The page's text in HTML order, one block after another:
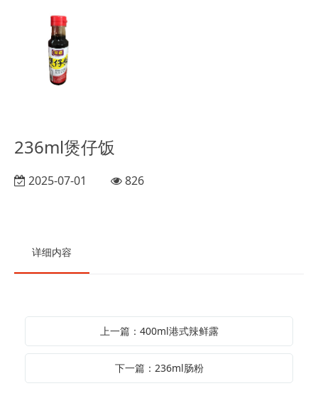
236ml煲仔饭
2025-07-01 826
详细内容
上一篇：400ml港式辣鲜露
下一篇：236ml肠粉